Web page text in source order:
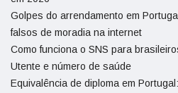
Golpes do arrendamento em
falsos de moradia na internet
Como funciona o SNS para
Utente e número de saúde
Equivalência de diploma em